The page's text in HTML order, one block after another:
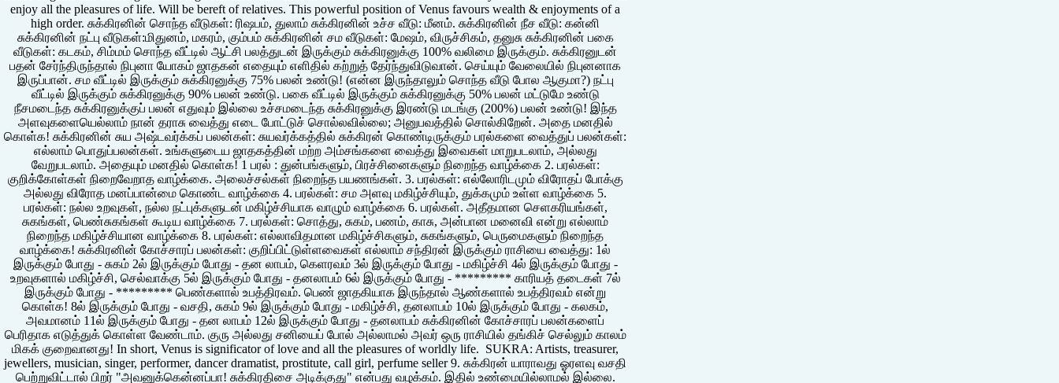
enjoy all the pleasures of life. Will be bereft of relatives. This powerful position of Venus favours wealth & enjoyments of a
high order. சுக்கிரனின் சொந்த வீடுகள்: ரிஷபம், துலாம் சுக்கிரனின் உச்ச வீடு: மீனம். சுக்கிரனின் நீச வீடு: கன்னி
சுக்கிரனின் நட்பு வீடுகள்:மிதுனம், மகரம், கும்பம் சுக்கிரனின் சம வீடுகள்: மேஷம், விருச்சிகம், தனுசு சுக்கிரனின் பகை
வீடுகள்: கடகம், சிம்மம் சொந்த வீட்டில் ஆட்சி பலத்துடன் இருக்கும் சுக்கிரனுக்கு 100% வலிமை இருக்கும். சுக்கிரனுடன்
பதன் சேர்ந்திருந்தால் நிபுனா யோகம் ஜாதகன் எதையும் எளிதில் கற்றுத் தேர்ந்துவிடுவான். செய்யும் வேலையில் நிபுனனாக
இருப்பான். சம வீட்டில் இருக்கும் சுக்கிரனுக்கு 75% பலன் உண்டு! (என்ன இருந்தாலும் சொந்த வீடு போல ஆகுமா?) நட்பு
வீட்டில் இருக்கும் சுக்கிரனுக்கு 90% பலன் உண்டு. பகை வீட்டில் இருக்கும் சுக்கிரனுக்கு 50% பலன் மட்டுமே உண்டு
நீசமடைந்த சுக்கிரனுக்குப் பலன் எதுவும் இல்லை உச்சமடைந்த சுக்கிரனுக்கு இரண்டு மடங்கு (200%) பலன் உண்டு! இந்த
அளவுகளையெல்லாம் நான் தராசு வைத்து எடை போட்டுச் சொல்லவில்லை; அனுபவத்தில் சொல்கிறேன். அதை மனதில்
கொள்க! சுக்கிரனின் சுய அஷ்டவர்க்கப் பலன்கள்: சுயவர்க்கத்தில் சுக்கிரன் கொண்டிருக்கும் பரல்களை வைத்துப் பலன்கள்:
எல்லாம் பொதுப்பலன்கள். உங்களுடைய ஜாதகத்தின் மற்ற அம்சங்களை வைத்து இவைகள் மாறுபடலாம், அல்லது
வேறுபடலாம். அதையும் மனதில் கொள்க! 1 பரல் : துன்பங்களும், பிரச்சினைகளும் நிறைந்த வாழ்க்கை 2. பரல்கள்:
குறிக்கோள்கள் நிறைவேறாத வாழ்க்கை. அலைச்சல்கள் நிறைந்த பயணங்கள். 3. பரல்கள்: எல்லோரிடமும் விரோதப் போக்கு
அல்லது விரோத மனப்பான்மை கொண்ட வாழ்க்கை 4. பரல்கள்: சம அளவு மகிழ்ச்சியும், துக்கமும் உள்ள வாழ்க்கை 5.
பரல்கள்: நல்ல உறவுகள், நல்ல நட்புக்களுடன் மகிழ்ச்சியாக வாழும் வாழ்க்கை 6. பரல்கள். அதீதமான செளகரியங்கள்,
சுகங்கள், பெண்சுகங்கள் கூடிய வாழ்க்கை 7. பரல்கள்: சொத்து, சுகம், பணம், காசு, அன்பான மனைவி என்று எல்லாம்
நிறைந்த மகிழ்ச்சியான வாழ்க்கை 8. பரல்கள்: எல்லாவிதமான மகிழ்ச்சிகளும், சுகங்களும், பெருமைகளும் நிறைந்த
வாழ்க்கை! சுக்கிரனின் கோச்சாரப் பலன்கள்: குறிப்பிட்டுள்ளவைகள் எல்லாம் சந்திரன் இருக்கும் ராசியை வைத்து: 1ல்
இருக்கும் போது - சுகம் 2ல் இருக்கும் போது - தன லாபம், கெளரவம் 3ல் இருக்கும் போது - மகிழ்ச்சி 4ல் இருக்கும் போது -
உறவுகளால் மகிழ்ச்சி, செல்வாக்கு 5ல் இருக்கும் போது - தனலாபம் 6ல் இருக்கும் போது - ********* காரியத் தடைகள் 7ல்
இருக்கும் போது - ********* பெண்களால் உபத்திரவம். பெண் ஜாதகியாக இருந்தால் ஆண்களால் உபத்திரவம் என்று
கொள்க! 8ல் இருக்கும் போது - வசதி, சுகம் 9ல் இருக்கும் போது - மகிழ்ச்சி, தனலாபம் 10ல் இருக்கும் போது - கலகம்,
அவமானம் 11ல் இருக்கும் போது - தன லாபம் 12ல் இருக்கும் போது - தனலாபம் சுக்கிரனின் கோச்சாரப் பலன்களைப்
பெரிதாக எடுத்துக் கொள்ள வேண்டாம். குரு அல்லது சனியைப் போல் அல்லாமல் அவர் ஒரு ராசியில் தங்கிச் செல்லும் காலம்
மிகக் குறைவானது! In short, Venus is significator of love and all the pleasures of worldly life. SUKRA: Artists, treasurer,
jewellers, musician, singer, performer, dancer dramatist, prostitute, call girl, perfume seller 9. சுக்கிரன் யாராவது ஓரளவு வசதி
பெற்றுவிட்டால் பிறர் "அவனுக்கென்னப்பா! சுக்கிரதிசை அடிக்குது" என்பது வழக்கம். இதில் உண்மையில்லாமல் இல்லை.